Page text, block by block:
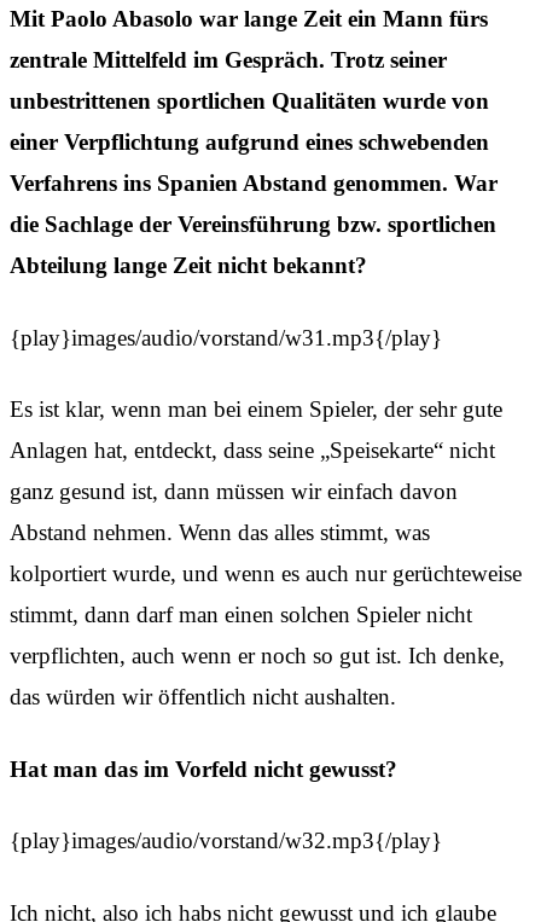
Mit Paolo Abasolo war lange Zeit ein Mann fürs
zentrale Mittelfeld im Gespräch. Trotz seiner
unbestrittenen sportlichen Qualitäten wurde von
einer Verpflichtung aufgrund eines schwebenden
Verfahrens ins Spanien Abstand genommen. War
die Sachlage der Vereinsführung bzw. sportlichen
Abteilung lange Zeit nicht bekannt?
{play}images/audio/vorstand/w31.mp3{/play}
Es ist klar, wenn man bei einem Spieler, der sehr gute
Anlagen hat, entdeckt, dass seine „Speisekarte“ nicht
ganz gesund ist, dann müssen wir einfach davon
Abstand nehmen. Wenn das alles stimmt, was
kolportiert wurde, und wenn es auch nur gerüchteweise
stimmt, dann darf man einen solchen Spieler nicht
verpflichten, auch wenn er noch so gut ist. Ich denke,
das würden wir öffentlich nicht aushalten.
Hat man das im Vorfeld nicht gewusst?
{play}images/audio/vorstand/w32.mp3{/play}
Ich nicht, also ich habs nicht gewusst und ich glaube